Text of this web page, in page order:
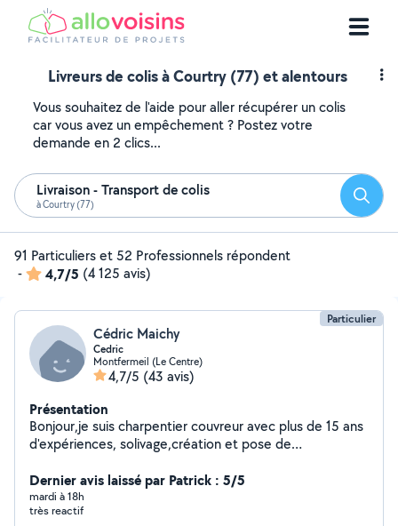
Livreurs de colis à Courtry (77) et alentours
Vous souhaitez de l'aide pour aller récupérer un colis
car vous avez un empêchement ? Postez votre
demande en 2 clics...
Livraison - Transport de colis
à Courtry (77)
91 Particuliers et 52 Professionnels répondent
-
4,7/5 (4 125 avis)
Particulier
Cédric Maichy
Cedric
Montfermeil (Le Centre)
4,7/5 (43 avis)
Présentation
Bonjour,je suis charpentier couvreur avec plus de 15 ans
d'expériences, solivage,création et pose de
fais aussi de l'aménagement intérieur,pose de cuisine
,parquet...aménagement extérieur,terasse...je suis
polyvalent Possibilité d'aide au déménagement
Dernier avis laissé par Patrick : 5/5
mardi à 18h
très reactif